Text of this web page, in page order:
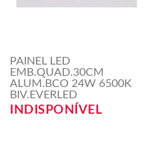
PAINEL LED
EMB.QUAD.30CM
ALUM.BCO 24W 6500K
BIV.EVERLED
INDISPONÍVEL